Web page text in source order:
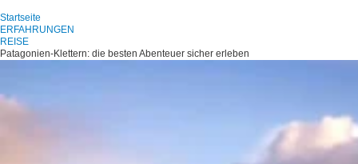
Startseite
ERFAHRUNGEN
REISE
Patagonien-Klettern: die besten Abenteuer sicher erleben